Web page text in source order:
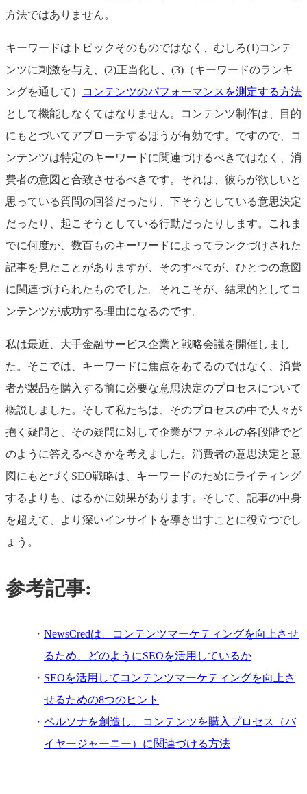
方法ではありません。
キーワードはトピックそのものではなく、むしろ(1)コンテ
ンツに刺激を与え、(2)正当化し、(3)（キーワードのランキ
ングを通して）
コンテンツのパフォーマンスを測定する方法
として機能しなくてはなりません。コンテンツ制作は、目的
にもとづいてアプローチするほうが有効です。ですので、コ
ンテンツは特定のキーワードに関連づけるべきではなく、消
費者の意図と合致させるべきです。それは、彼らが欲しいと
思っている質問の回答だったり、下そうとしている意思決定
だったり、起こそうとしている行動だったりします。これま
でに何度か、数百ものキーワードによってランクづけされた
記事を見たことがありますが、そのすべてが、ひとつの意図
に関連づけられたものでした。それこそが、結果的としてコ
ンテンツが成功する理由になるのです。
私は最近、大手金融サービス企業と戦略会議を開催しまし
た。そこでは、キーワードに焦点をあてるのではなく、消費
者が製品を購入する前に必要な意思決定のプロセスについて
概説しました。そして私たちは、そのプロセスの中で人々が
抱く疑問と、その疑問に対して企業がファネルの各段階でど
のように答えるべきかを考えました。消費者の意思決定と意
図にもとづくSEO戦略は、キーワードのためにライティング
するよりも、はるかに効果があります。そして、記事の中身
を超えて、より深いインサイトを導き出すことに役立つでし
ょう。
参考記事:
NewsCredは、コンテンツマーケティングを向上させ
るため、どのようにSEOを活用しているか
SEOを活用してコンテンツマーケティングを向上さ
せるための8つのヒント
ペルソナを創造し、コンテンツを購入プロセス（バ
イヤージャーニー）に関連づける方法